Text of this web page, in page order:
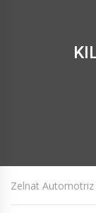
Zelnat Automotriz